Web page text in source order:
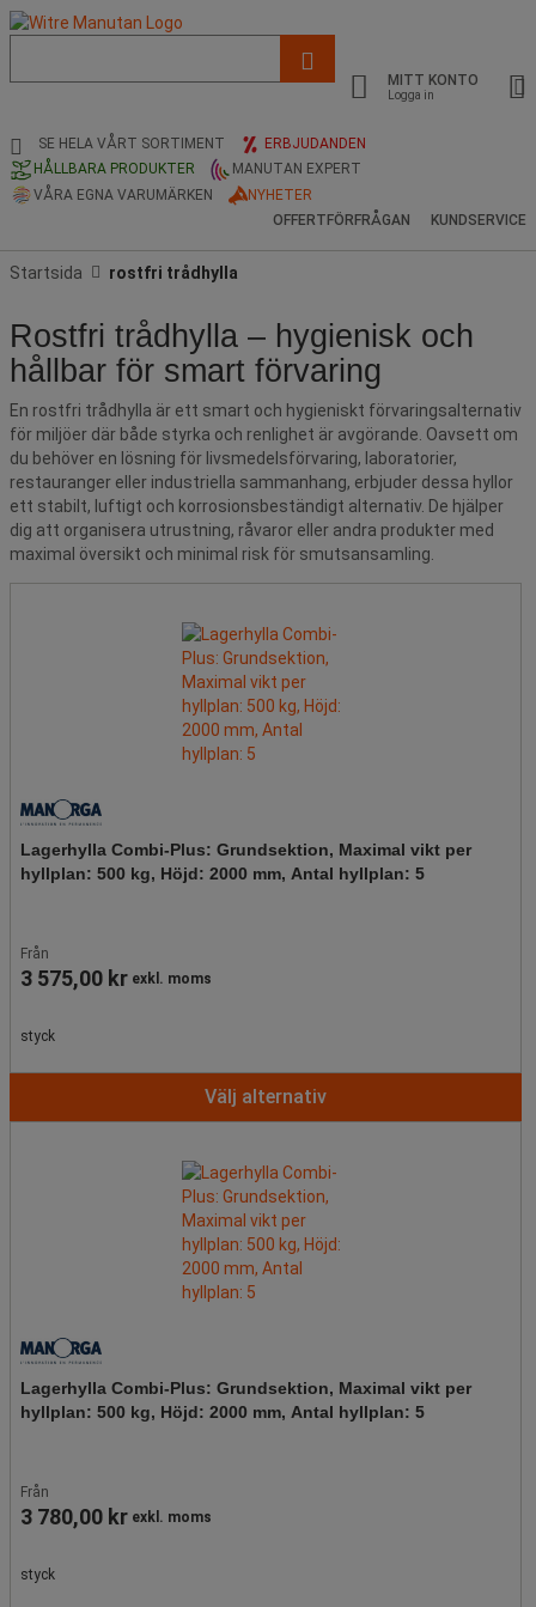
och
sökhistorik
MITT KONTO
Logga in
SE HELA VÅRT SORTIMENT
ERBJUDANDEN
HÅLLBARA PRODUKTER
MANUTAN EXPERT
VÅRA EGNA VARUMÄRKEN
NYHETER
OFFERTFÖRFRÅGAN
KUNDSERVICE
Startsida rostfri trådhylla
Rostfri trådhylla – hygienisk och
hållbar för smart förvaring
En rostfri trådhylla är ett smart och hygieniskt förvaringsalternativ
för miljöer där både styrka och renlighet är avgörande. Oavsett om
du behöver en lösning för livsmedelsförvaring, laboratorier,
restauranger eller industriella sammanhang, erbjuder dessa hyllor
ett stabilt, luftigt och korrosionsbeständigt alternativ. De hjälper
dig att organisera utrustning, råvaror eller andra produkter med
maximal översikt och minimal risk för smutsansamling.
Lagerhylla Combi-Plus: Grundsektion, Maximal vikt per
hyllplan: 500 kg, Höjd: 2000 mm, Antal hyllplan: 5
Från
3 575,00 kr exkl. moms
styck
Välj alternativ
Lagerhylla Combi-Plus: Grundsektion, Maximal vikt per
hyllplan: 500 kg, Höjd: 2000 mm, Antal hyllplan: 5
Från
3 780,00 kr exkl. moms
styck